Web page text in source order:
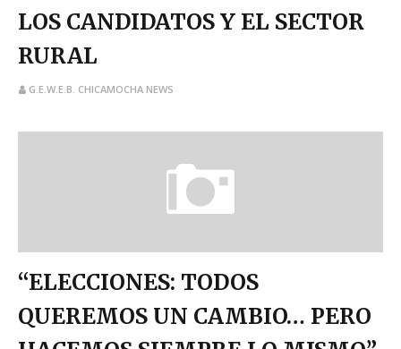
LOS CANDIDATOS Y EL SECTOR
RURAL
G.E.W.E.B. CHICAMOCHA NEWS
“ELECCIONES: TODOS
QUEREMOS UN CAMBIO… PERO